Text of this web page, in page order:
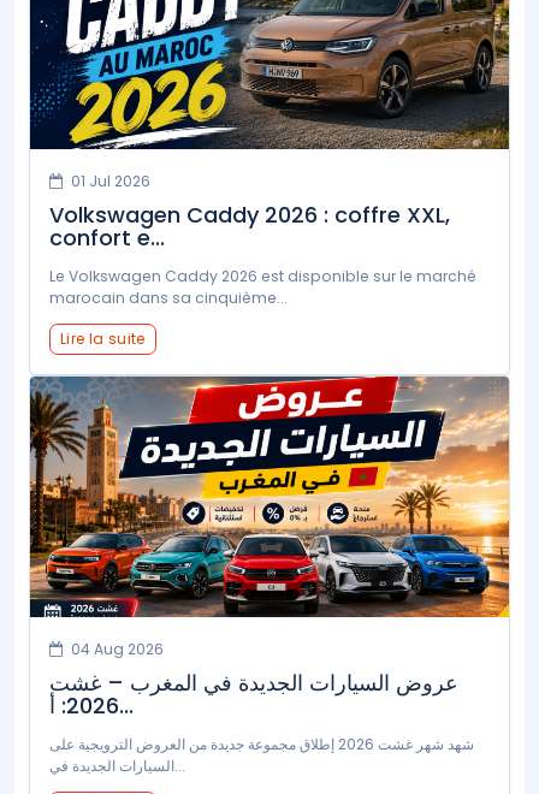
01 Jul 2026
Volkswagen Caddy 2026 : coffre XXL,
confort e...
Le Volkswagen Caddy 2026 est disponible sur le marché
marocain dans sa cinquième...
Lire la suite
04 Aug 2026
عروض السيارات الجديدة في المغرب – غشت
2026: أ...
شهد شهر غشت 2026 إطلاق مجموعة جديدة من العروض الترويجية على
السيارات الجديدة في...